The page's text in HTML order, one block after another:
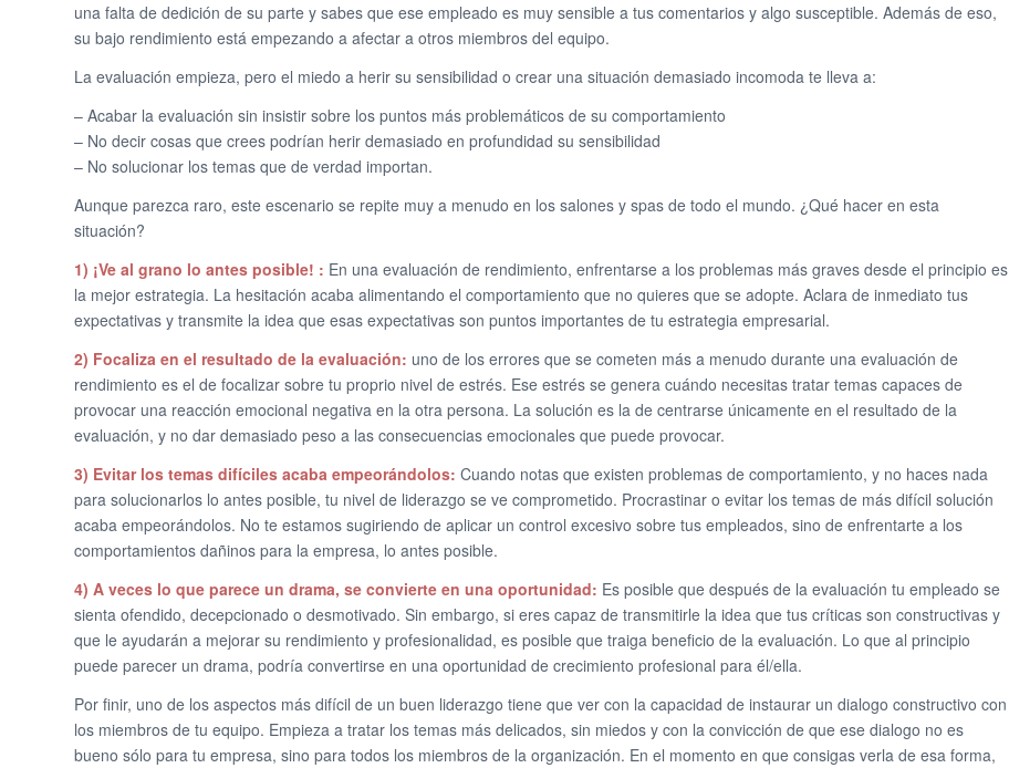
una falta de dedición de su parte y sabes que ese empleado es muy sensible a tus comentarios y algo susceptible. Además de eso,
su bajo rendimiento está empezando a afectar a otros miembros del equipo.
La evaluación empieza, pero el miedo a herir su sensibilidad o crear una situación demasiado incomoda te lleva a:
– Acabar la evaluación sin insistir sobre los puntos más problemáticos de su comportamiento
– No decir cosas que crees podrían herir demasiado en profundidad su sensibilidad
– No solucionar los temas que de verdad importan.
Aunque parezca raro, este escenario se repite muy a menudo en los salones y spas de todo el mundo. ¿Qué hacer en esta
situación?
1) ¡Ve al grano lo antes posible! : En una evaluación de rendimiento, enfrentarse a los problemas más graves desde el principio es
la mejor estrategia. La hesitación acaba alimentando el comportamiento que no quieres que se adopte. Aclara de inmediato tus
expectativas y transmite la idea que esas expectativas son puntos importantes de tu estrategia empresarial.
2) Focaliza en el resultado de la evaluación: uno de los errores que se cometen más a menudo durante una evaluación de
rendimiento es el de focalizar sobre tu proprio nivel de estrés. Ese estrés se genera cuándo necesitas tratar temas capaces de
provocar una reacción emocional negativa en la otra persona. La solución es la de centrarse únicamente en el resultado de la
evaluación, y no dar demasiado peso a las consecuencias emocionales que puede provocar.
3) Evitar los temas difíciles acaba empeorándolos: Cuando notas que existen problemas de comportamiento, y no haces nada
para solucionarlos lo antes posible, tu nivel de liderazgo se ve comprometido. Procrastinar o evitar los temas de más difícil solución
acaba empeorándolos. No te estamos sugiriendo de aplicar un control excesivo sobre tus empleados, sino de enfrentarte a los
comportamientos dañinos para la empresa, lo antes posible.
4) A veces lo que parece un drama, se convierte en una oportunidad: Es posible que después de la evaluación tu empleado se
sienta ofendido, decepcionado o desmotivado. Sin embargo, si eres capaz de transmitirle la idea que tus críticas son constructivas y
que le ayudarán a mejorar su rendimiento y profesionalidad, es posible que traiga beneficio de la evaluación. Lo que al principio
puede parecer un drama, podría convertirse en una oportunidad de crecimiento profesional para él/ella.
Por finir, uno de los aspectos más difícil de un buen liderazgo tiene que ver con la capacidad de instaurar un dialogo constructivo con
los miembros de tu equipo. Empieza a tratar los temas más delicados, sin miedos y con la convicción de que ese dialogo no es
bueno sólo para tu empresa, sino para todos los miembros de la organización. En el momento en que consigas verla de esa forma,